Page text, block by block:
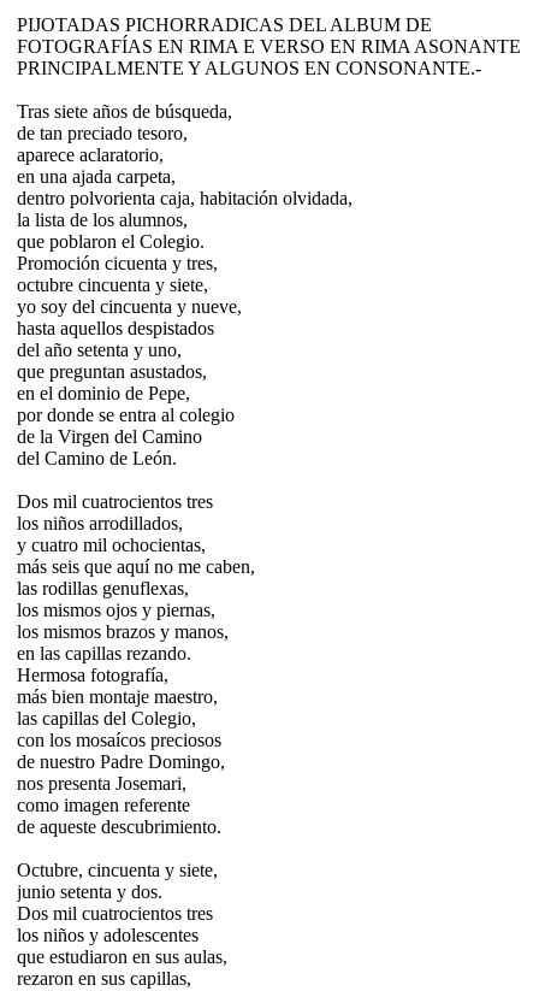
PIJOTADAS PICHORRADICAS DEL ALBUM DE
FOTOGRAFÍAS EN RIMA E VERSO EN RIMA ASONANTE
PRINCIPALMENTE Y ALGUNOS EN CONSONANTE.-
Tras siete años de búsqueda,
de tan preciado tesoro,
aparece aclaratorio,
en una ajada carpeta,
dentro polvorienta caja, habitación olvidada,
la lista de los alumnos,
que poblaron el Colegio.
Promoción cicuenta y tres,
octubre cincuenta y siete,
yo soy del cincuenta y nueve,
hasta aquellos despistados
del año setenta y uno,
que preguntan asustados,
en el dominio de Pepe,
por donde se entra al colegio
de la Virgen del Camino
del Camino de León.
Dos mil cuatrocientos tres
los niños arrodillados,
y cuatro mil ochocientas,
más seis que aquí no me caben,
las rodillas genuflexas,
los mismos ojos y piernas,
los mismos brazos y manos,
en las capillas rezando.
Hermosa fotografía,
más bien montaje maestro,
las capillas del Colegio,
con los mosaícos preciosos
de nuestro Padre Domingo,
nos presenta Josemari,
como imagen referente
de aqueste descubrimiento.
Octubre, cincuenta y siete,
junio setenta y dos.
Dos mil cuatrocientos tres
los niños y adolescentes
que estudiaron en sus aulas,
rezaron en sus capillas,